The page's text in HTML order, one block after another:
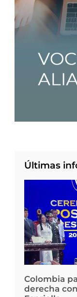
Últimas
Colombia
derecha